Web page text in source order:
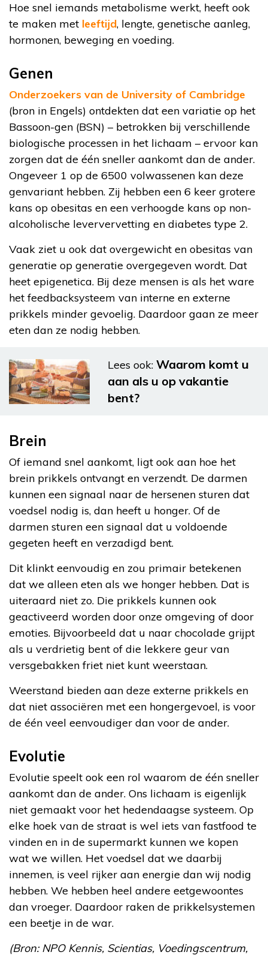
Hoe snel iemands metabolisme werkt, heeft ook
te maken met leeftijd, lengte, genetische aanleg,
hormonen, beweging en voeding.
Genen
Onderzoekers van de University of Cambridge
(bron in Engels) ontdekten dat een variatie op het
Bassoon-gen (BSN) – betrokken bij verschillende
biologische processen in het lichaam – ervoor kan
zorgen dat de één sneller aankomt dan de ander.
Ongeveer 1 op de 6500 volwassenen kan deze
genvariant hebben. Zij hebben een 6 keer grotere
kans op obesitas en een verhoogde kans op non-
alcoholische leververvetting en diabetes type 2.
Vaak ziet u ook dat overgewicht en obesitas van
generatie op generatie overgegeven wordt. Dat
heet epigenetica. Bij deze mensen is als het ware
het feedbacksysteem van interne en externe
prikkels minder gevoelig. Daardoor gaan ze meer
eten dan ze nodig hebben.
Lees ook: Waarom komt u
aan als u op vakantie
bent?
Brein
Of iemand snel aankomt, ligt ook aan hoe het
brein prikkels ontvangt en verzendt. De darmen
kunnen een signaal naar de hersenen sturen dat
voedsel nodig is, dan heeft u honger. Of de
darmen sturen een signaal dat u voldoende
gegeten heeft en verzadigd bent.
Dit klinkt eenvoudig en zou primair betekenen
dat we alleen eten als we honger hebben. Dat is
uiteraard niet zo. Die prikkels kunnen ook
geactiveerd worden door onze omgeving of door
emoties. Bijvoorbeeld dat u naar chocolade grijpt
als u verdrietig bent of die lekkere geur van
versgebakken friet niet kunt weerstaan.
Weerstand bieden aan deze externe prikkels en
dat niet associëren met een hongergevoel, is voor
de één veel eenvoudiger dan voor de ander.
Evolutie
Evolutie speelt ook een rol waarom de één sneller
aankomt dan de ander. Ons lichaam is eigenlijk
niet gemaakt voor het hedendaagse systeem. Op
elke hoek van de straat is wel iets van fastfood te
vinden en in de supermarkt kunnen we kopen
wat we willen. Het voedsel dat we daarbij
innemen, is veel rijker aan energie dan wij nodig
hebben. We hebben heel andere eetgewoontes
dan vroeger. Daardoor raken de prikkelsystemen
een beetje in de war.
(Bron: NPO Kennis, Scientias, Voedingscentrum,